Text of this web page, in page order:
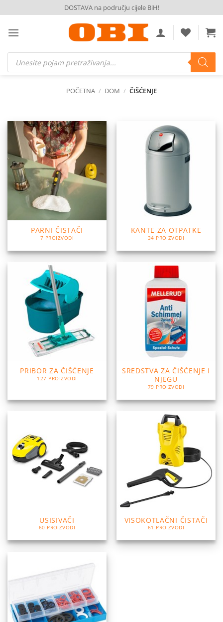
to
content
DOSTAVA na području cijele BiH!
Products
search
POČETNA / DOM / ČIŠĆENJE
PARNI ČISTAČI
7 PROIZVODI
KANTE ZA OTPATKE
34 PROIZVODI
PRIBOR ZA ČIŠĆENJE
127 PROIZVODI
SREDSTVA ZA ČIŠĆENJE I
NJEGU
79 PROIZVODI
USISIVAČI
60 PROIZVODI
VISOKOTLAČNI ČISTAČI
61 PROIZVODI